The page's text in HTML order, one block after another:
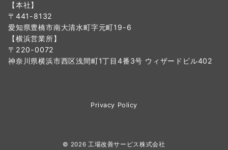
【本社】
〒441-8132
愛知県豊橋市南大清水町字元町19-6
【横浜営業所】
〒220-0072
神奈川県横浜市西区浅間町1丁目4番3号 ウィザードビル402
Privacy Policy
© 2026 工場改善サービス株式会社